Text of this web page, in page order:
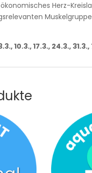
Herz-
10.3., 17.3., 24.3.,